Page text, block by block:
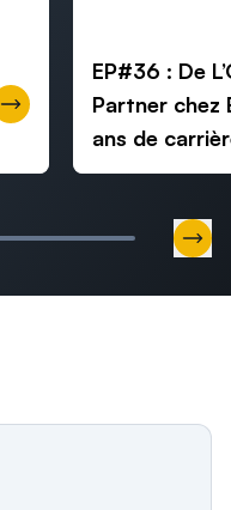
EP#36 : De
Partner chez
ans de
conseil en